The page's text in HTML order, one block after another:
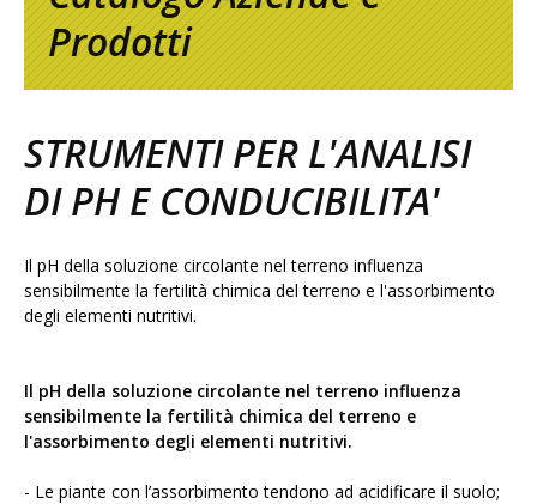
Prodotti
STRUMENTI PER L'ANALISI
DI PH E CONDUCIBILITA'
Il pH della soluzione circolante nel terreno influenza
sensibilmente la fertilità chimica del terreno e l'assorbimento
degli elementi nutritivi.
Il pH della soluzione circolante nel terreno influenza
sensibilmente la fertilità chimica del terreno e
l'assorbimento degli elementi nutritivi.
- Le piante con l’assorbimento tendono ad acidificare il suolo;